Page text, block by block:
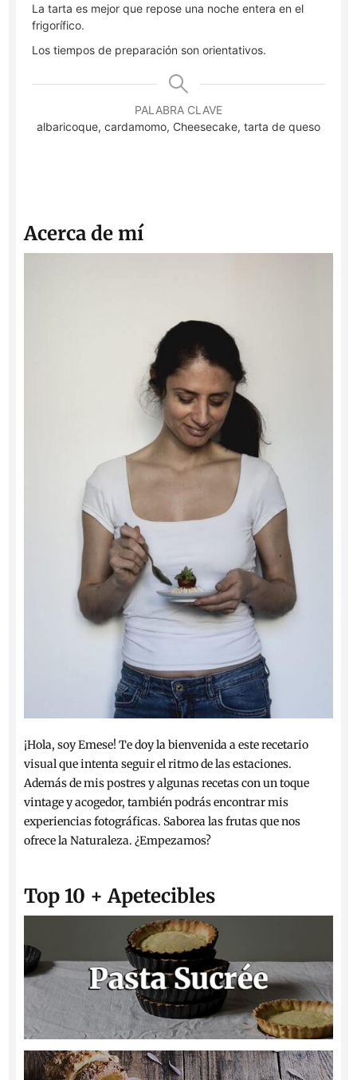
La tarta es mejor que repose una noche entera en el
frigorífico.
Los tiempos de preparación son orientativos.
PALABRA CLAVE
albaricoque, cardamomo, Cheesecake, tarta de queso
Acerca de mí
¡Hola, soy Emese! Te doy la bienvenida a este recetario
visual que intenta seguir el ritmo de las estaciones.
Además de mis postres y algunas recetas con un toque
vintage y acogedor, también podrás encontrar mis
experiencias fotográficas. Saborea las frutas que nos
ofrece la Naturaleza. ¿Empezamos?
Top 10 + Apetecibles